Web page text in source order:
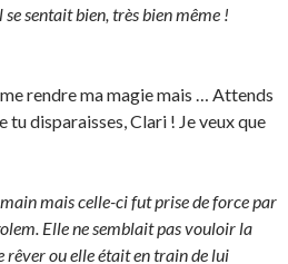
sentait bien, très bien même !
rendre ma magie mais … Attends
tu disparaisses, Clari ! Je veux que
mais celle-ci fut prise de force par
Elle ne semblait pas vouloir la
ou elle était en train de lui